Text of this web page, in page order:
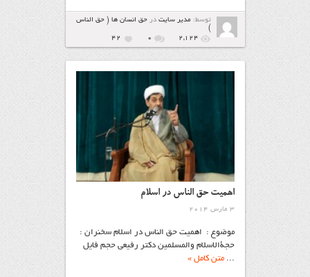
توسط: مدیر سایتدرحق انسان ها ( حق الناس
)
2,124
۰ 42
اهمیت حق الناس در اسلام
3 مارس 2014
موضوع : اهمیت حق الناس در اسلام سخنران :
حجةالاسلام والمسلمین دکتر رفیعی حجم فایل
...متن کامل »